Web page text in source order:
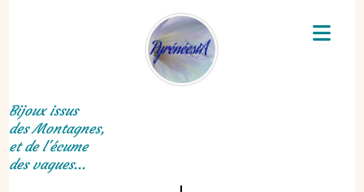
Bijoux issus
des Montagnes,
et de l'écume
des vagues...